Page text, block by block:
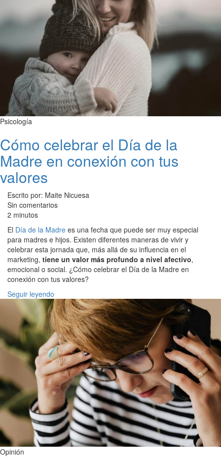
Psicología
Cómo celebrar el Día de la
Madre en conexión con tus
valores
Escrito por: Maite Nicuesa
Sin comentarios
2 minutos
El Día de la Madre es una fecha que puede ser muy especial
para madres e hijos. Existen diferentes maneras de vivir y
celebrar esta jornada que, más allá de su influencia en el
marketing, tiene un valor más profundo a nivel afectivo,
emocional o social. ¿Cómo celebrar el Día de la Madre en
conexión con tus valores?
Seguir leyendo
Opinión